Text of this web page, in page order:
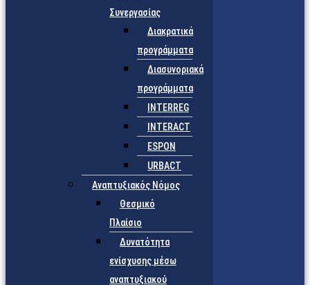
Συνεργασίας
Διακρατικά
προγράμματα
Διασυνοριακά
προγράμματα
INTERREG
INTERACT
ESPON
URBACT
Αναπτυξιακός Νόμος
Θεσμικό
Πλαίσιο
Δυνατότητα
ενίσχυσης μέσω
αναπτυξιακού